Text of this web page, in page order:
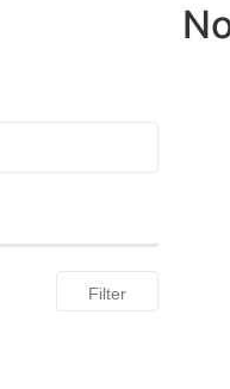
Filter